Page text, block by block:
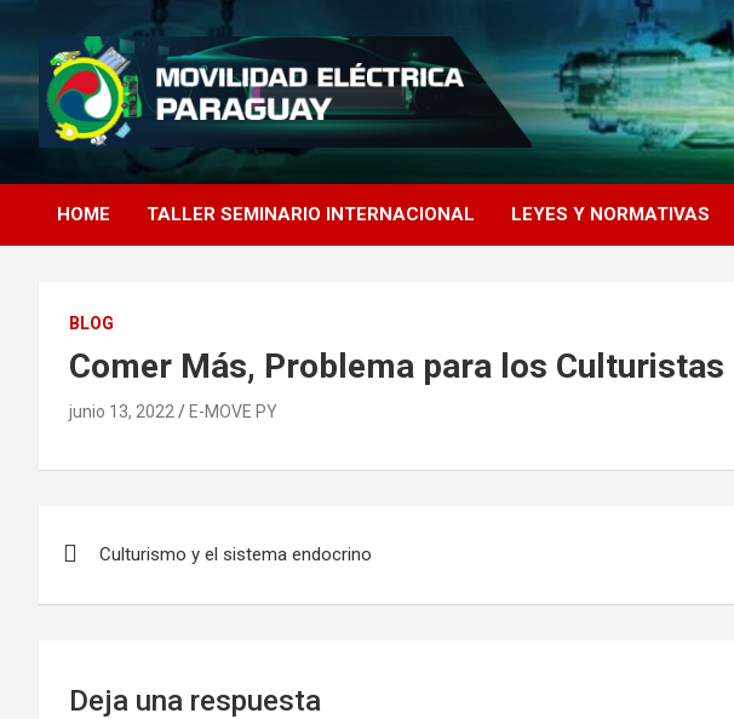
contenido
MOVILIDAD
ELECTRICA
PARAGUAY
HOME TALLER SEMINARIO INTERNACIONAL LEYES Y NORMATIVAS
BLOG
Comer Más, Problema para los Culturistas
junio 13, 2022 E-MOVE PY
Culturismo y el sistema endocrino
Deja una respuesta